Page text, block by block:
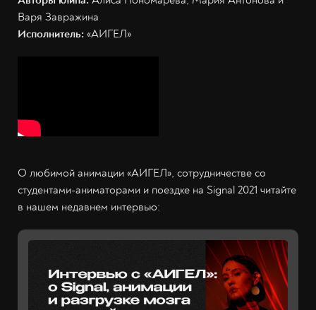
Варя Завражина
Исполнитель: «АИГЕЛ»
О любимой анимации «АИГЕЛ», сотрудничестве со
студентами-аниматорами и поездке на Signal 2021 читайте
в нашем недавнем интервью: